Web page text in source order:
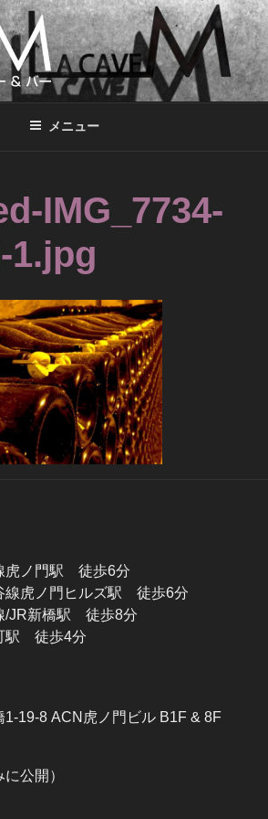
バー
メニュー
IMG_7734-
1.jpg
虎ノ門駅 徒歩6分
線虎ノ門ヒルズ駅 徒歩6分
/JR新橋駅 徒歩8分
駅 徒歩4分
1-19-8 ACN虎ノ門ビル B1F & 8F
公開）